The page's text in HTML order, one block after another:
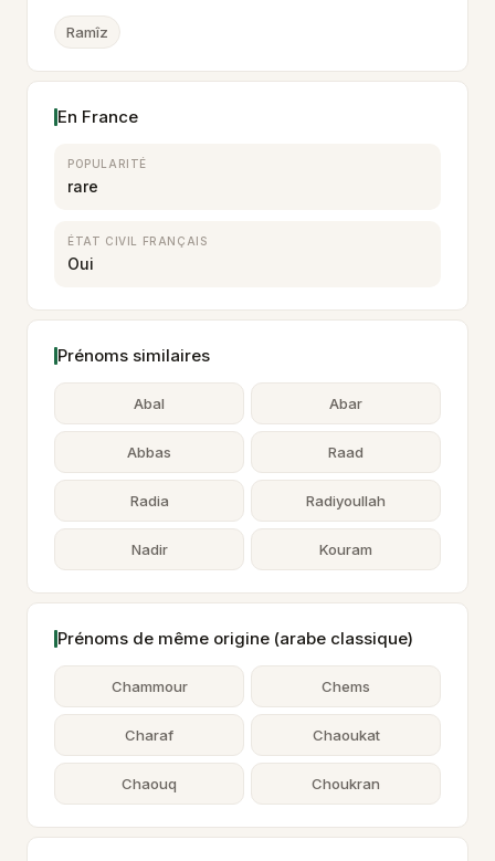
Ramîz
En France
POPULARITÉ
rare
ÉTAT CIVIL FRANÇAIS
Oui
Prénoms similaires
Abal Abar
Abbas Raad
Radia Radiyoullah
Nadir Kouram
Prénoms de même origine (arabe classique)
Chammour Chems
Charaf Chaoukat
Chaouq Choukran